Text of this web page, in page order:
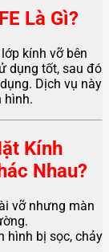
Là Gì?
kính vỡ bên
dụng tốt, sau đó
Dịch vụ này
hình.
Kính
Nhau?
vỡ nhưng màn
hình bị sọc, chảy